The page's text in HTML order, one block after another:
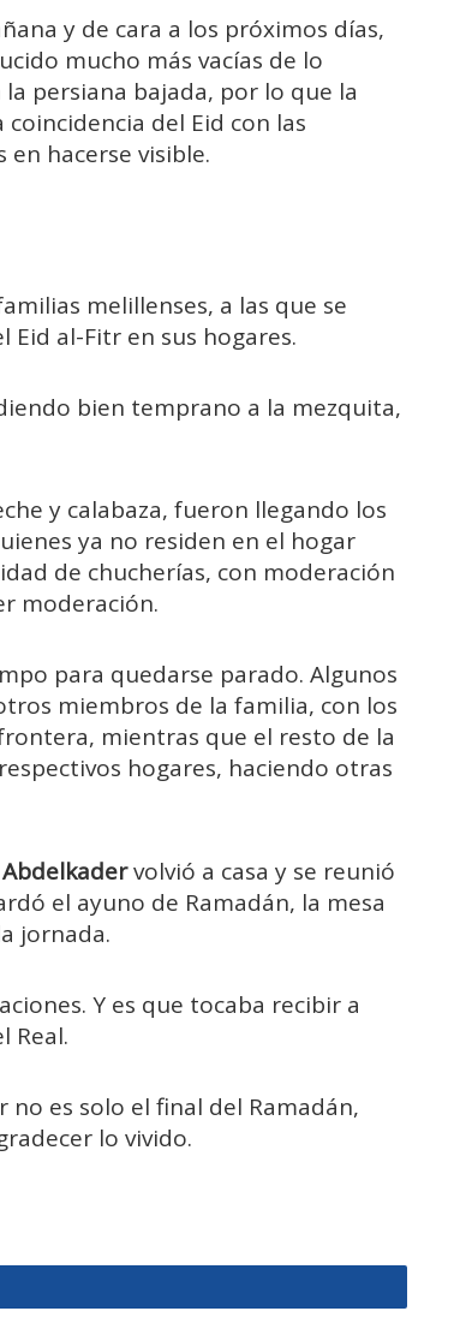
y de cara a los próximos días,
mucho más vacías de lo
persiana bajada, por lo que la
del Eid con las
hacerse visible.
melillenses, a las que se
al-Fitr en sus hogares.
bien temprano a la mezquita,
y calabaza, fueron llegando los
ya no residen en el hogar
de chucherías, con moderación
moderación.
para quedarse parado. Algunos
miembros de la familia, con los
mientras que el resto de la
hogares, haciendo otras
volvió a casa y se reunió
el ayuno de Ramadán, la mesa
jornada.
Y es que tocaba recibir a
Real.
no es solo el final del Ramadán,
lo vivido.